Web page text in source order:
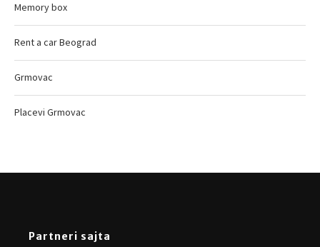
Memory box
Rent a car Beograd
Grmovac
Placevi Grmovac
Partneri sajta